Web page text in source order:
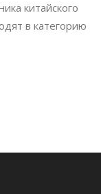
китайского
в категорию